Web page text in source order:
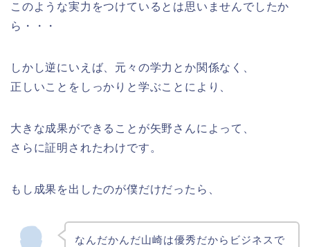
このような実力をつけているとは思いませんでしたか
ら・・・
しかし逆にいえば、元々の学力とか関係なく、
正しいことをしっかりと学ぶことにより、
大きな成果ができることが矢野さんによって、
さらに証明されたわけです。
もし成果を出したのが僕だけだったら、
なんだかんだ山崎は優秀だからビジネスで